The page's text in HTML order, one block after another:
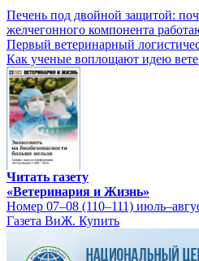
Печень под двойной защитой:
желчегонного компонента
Первый ветеринарный
Как ученые воплощают идею
Читать газету
«Ветеринария и Жизнь»
Номер 07–08 (110–111)
Газета ВиЖ. Купить